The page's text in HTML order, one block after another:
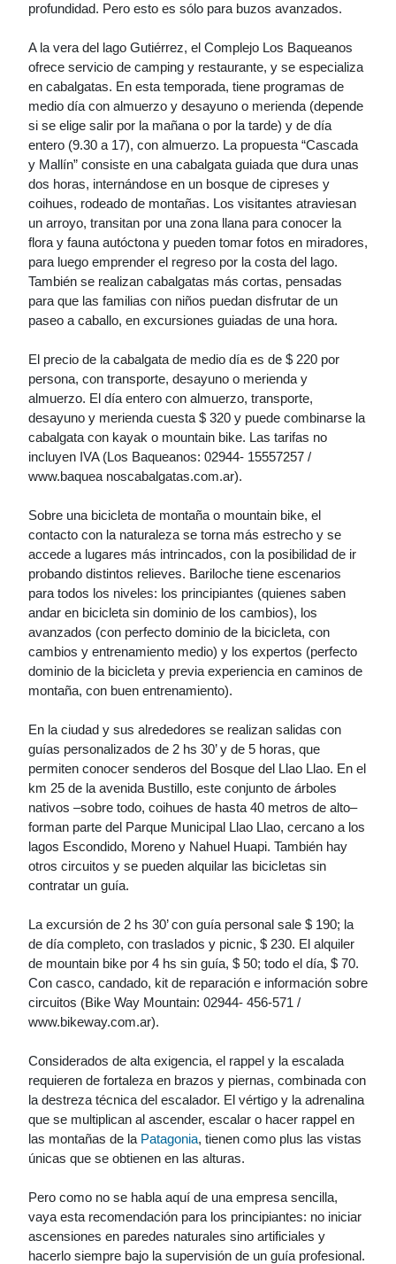
profundidad. Pero esto es sólo para buzos avanzados.
A la vera del lago Gutiérrez, el Complejo Los Baqueanos
ofrece servicio de camping y restaurante, y se especializa
en cabalgatas. En esta temporada, tiene programas de
medio día con almuerzo y desayuno o merienda (depende
si se elige salir por la mañana o por la tarde) y de día
entero (9.30 a 17), con almuerzo. La propuesta “Cascada
y Mallín” consiste en una cabalgata guiada que dura unas
dos horas, internándose en un bosque de cipreses y
coihues, rodeado de montañas. Los visitantes atraviesan
un arroyo, transitan por una zona llana para conocer la
flora y fauna autóctona y pueden tomar fotos en miradores,
para luego emprender el regreso por la costa del lago.
También se realizan cabalgatas más cortas, pensadas
para que las familias con niños puedan disfrutar de un
paseo a caballo, en excursiones guiadas de una hora.
El precio de la cabalgata de medio día es de $ 220 por
persona, con transporte, desayuno o merienda y
almuerzo. El día entero con almuerzo, transporte,
desayuno y merienda cuesta $ 320 y puede combinarse la
cabalgata con kayak o mountain bike. Las tarifas no
incluyen IVA (Los Baqueanos: 02944- 15557257 /
www.baquea noscabalgatas.com.ar).
Sobre una bicicleta de montaña o mountain bike, el
contacto con la naturaleza se torna más estrecho y se
accede a lugares más intrincados, con la posibilidad de ir
probando distintos relieves. Bariloche tiene escenarios
para todos los niveles: los principiantes (quienes saben
andar en bicicleta sin dominio de los cambios), los
avanzados (con perfecto dominio de la bicicleta, con
cambios y entrenamiento medio) y los expertos (perfecto
dominio de la bicicleta y previa experiencia en caminos de
montaña, con buen entrenamiento).
En la ciudad y sus alrededores se realizan salidas con
guías personalizados de 2 hs 30’ y de 5 horas, que
permiten conocer senderos del Bosque del Llao Llao. En el
km 25 de la avenida Bustillo, este conjunto de árboles
nativos –sobre todo, coihues de hasta 40 metros de alto–
forman parte del Parque Municipal Llao Llao, cercano a los
lagos Escondido, Moreno y Nahuel Huapi. También hay
otros circuitos y se pueden alquilar las bicicletas sin
contratar un guía.
La excursión de 2 hs 30’ con guía personal sale $ 190; la
de día completo, con traslados y picnic, $ 230. El alquiler
de mountain bike por 4 hs sin guía, $ 50; todo el día, $ 70.
Con casco, candado, kit de reparación e información sobre
circuitos (Bike Way Mountain: 02944- 456-571 /
www.bikeway.com.ar).
Considerados de alta exigencia, el rappel y la escalada
requieren de fortaleza en brazos y piernas, combinada con
la destreza técnica del escalador. El vértigo y la adrenalina
que se multiplican al ascender, escalar o hacer rappel en
las montañas de la Patagonia, tienen como plus las vistas
únicas que se obtienen en las alturas.
Pero como no se habla aquí de una empresa sencilla,
vaya esta recomendación para los principiantes: no iniciar
ascensiones en paredes naturales sino artificiales y
hacerlo siempre bajo la supervisión de un guía profesional.